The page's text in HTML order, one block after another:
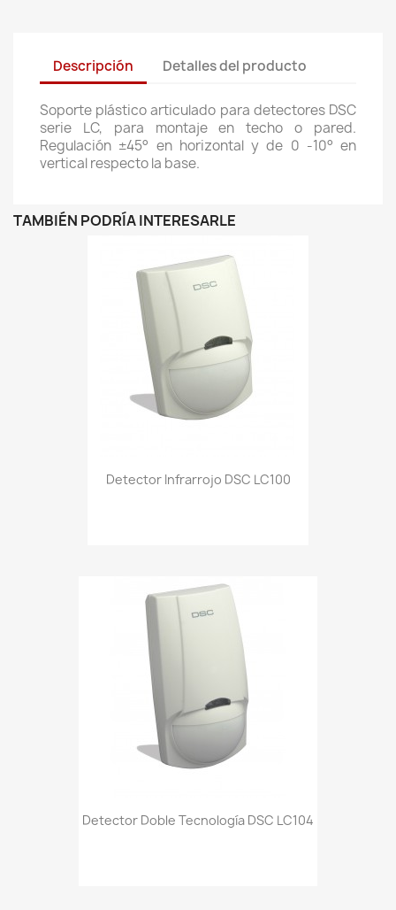
Descripción Detalles del producto
Soporte plástico articulado para detectores DSC
serie LC, para montaje en techo o pared.
Regulación ±45° en horizontal y de 0 -10° en
vertical respecto la base.
TAMBIÉN PODRÍA INTERESARLE
Detector Infrarrojo DSC LC100
Detector Doble Tecnología DSC LC104